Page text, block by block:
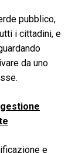
pubblico,
i cittadini, e
da uno
e